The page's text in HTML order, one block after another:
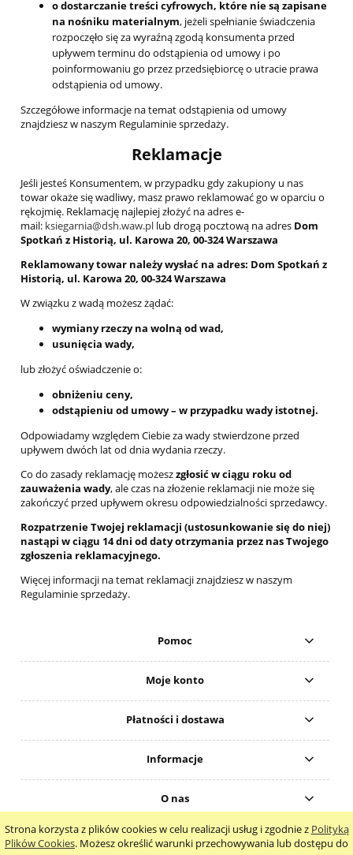
Strona korzysta z plików cookies w celu realizacji usług i zgodnie z Polityką
Plików Cookies. Możesz określić warunki przechowywania lub dostępu do
o dostarczanie treści cyfrowych, które nie są zapisane
na nośniku materialnym, jeżeli spełnianie świadczenia
rozpoczęło się za wyraźną zgodą konsumenta przed
upływem terminu do odstąpienia od umowy i po
poinformowaniu go przez przedsiębiorcę o utracie prawa
odstąpienia od umowy.
Szczegółowe informacje na temat odstąpienia od umowy
znajdziesz w naszym Regulaminie sprzedaży.
Reklamacje
Jeśli jesteś Konsumentem, w przypadku gdy zakupiony u nas
towar okaże się wadliwy, masz prawo reklamować go w oparciu o
rękojmię. Reklamację najlepiej złożyć na adres e-
mail: ksiegarnia@dsh.waw.pl lub drogą pocztową na adres Dom
Spotkań z Historią, ul. Karowa 20, 00-324 Warszawa
Reklamowany towar należy wysłać na adres: Dom Spotkań z
Historią, ul. Karowa 20, 00-324 Warszawa
W związku z wadą możesz żądać:
wymiany rzeczy na wolną od wad,
usunięcia wady,
lub złożyć oświadczenie o:
obniżeniu ceny,
odstąpieniu od umowy – w przypadku wady istotnej.
Odpowiadamy względem Ciebie za wady stwierdzone przed
upływem dwóch lat od dnia wydania rzeczy.
Co do zasady reklamację możeszzgłosić w ciągu roku od
zauważenia wady, ale czas na złożenie reklamacji nie może się
zakończyć przed upływem okresu odpowiedzialności sprzedawcy.
Rozpatrzenie Twojej reklamacji (ustosunkowanie się do niej)
nastąpi w ciągu 14 dni od daty otrzymania przez nas Twojego
zgłoszenia reklamacyjnego.
Więcej informacji na temat reklamacji znajdziesz w naszym
Regulaminie sprzedaży.
Pomoc
Moje konto
Płatności i dostawa
Informacje
O nas
pokaż pełną wersję strony